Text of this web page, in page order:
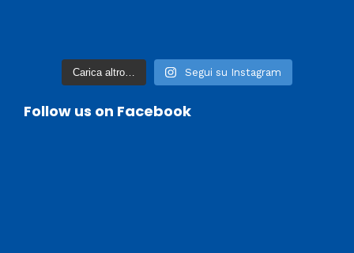
Carica altro… Segui su Instagram
Follow us on Facebook